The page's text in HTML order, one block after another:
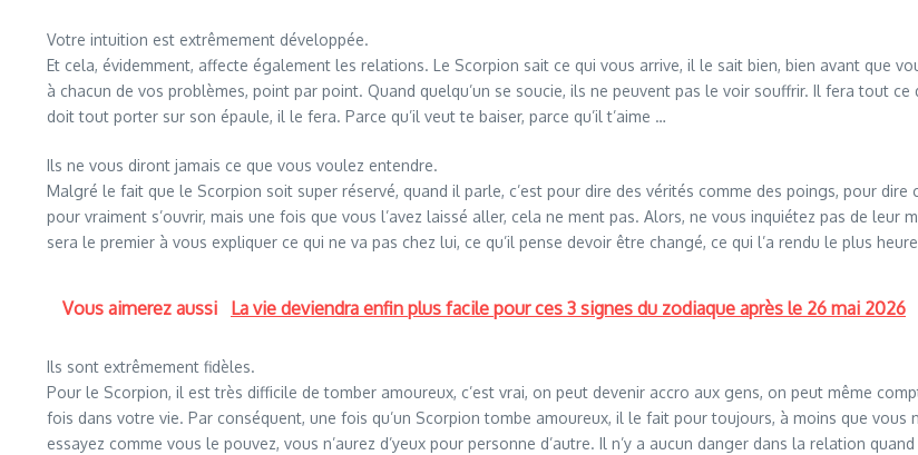
Votre intuition est extrêmement développée.
Et cela, évidemment, affecte également les relations. Le Scorpion sait ce qui vous arrive, il le sait bien, bien avant que
à chacun de vos problèmes, point par point. Quand quelqu’un se soucie, ils ne peuvent pas le voir souffrir. Il fera tout
doit tout porter sur son épaule, il le fera. Parce qu’il veut te baiser, parce qu’il t’aime …
Ils ne vous diront jamais ce que vous voulez entendre.
Malgré le fait que le Scorpion soit super réservé, quand il parle, c’est pour dire des vérités comme des poings, pour dire
pour vraiment s’ouvrir, mais une fois que vous l’avez laissé aller, cela ne ment pas. Alors, ne vous inquiétez pas de leur
sera le premier à vous expliquer ce qui ne va pas chez lui, ce qu’il pense devoir être changé, ce qui l’a rendu le plus
Vous aimerez aussi La vie deviendra enfin plus facile pour ces 3 signes du zodiaque après le 26 mai 2026
Ils sont extrêmement fidèles.
Pour le Scorpion, il est très difficile de tomber amoureux, c’est vrai, on peut devenir accro aux gens, on peut même
fois dans votre vie. Par conséquent, une fois qu’un Scorpion tombe amoureux, il le fait pour toujours, à moins que
essayez comme vous le pouvez, vous n’aurez d’yeux pour personne d’autre. Il n’y a aucun danger dans la relation